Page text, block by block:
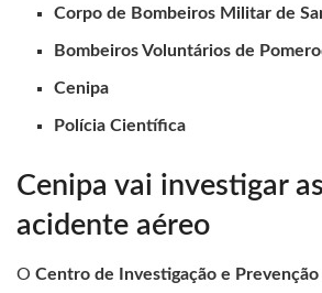
Corpo de Bombeiros Militar de
Bombeiros Voluntários de
Cenipa
Polícia Científica
Cenipa vai investigar
acidente aéreo
O Centro de Investigação e